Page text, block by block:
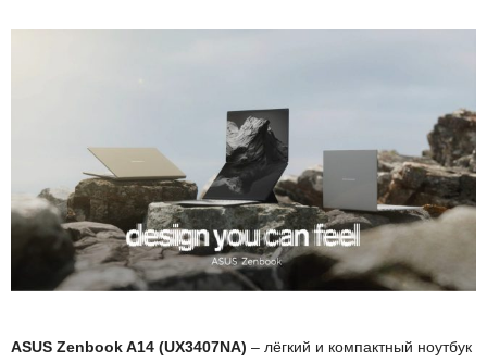
ASUS Zenbook A14 (UX3407NA) – лёгкий и компактный ноутбук